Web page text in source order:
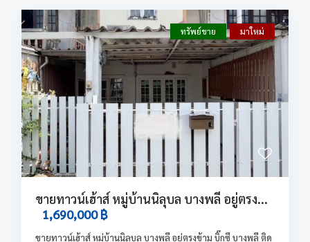
ทรัพย์ขาย มาใหม่
ขายทาวน์เฮ้าส์ หมู่บ้านนิลุบล บางพลี อยู่ตรง...
1,690,000 ฿
ขายทาวน์เฮ้าส์ หมู่บ้านนิลุบล บางพลี อยู่ตรงข้าม บิ๊กซี บางพลี ติด